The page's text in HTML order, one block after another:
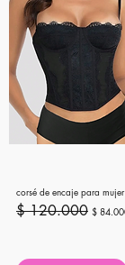
corsé de encaje para mujer
Precio
$ 120.000 Precio
$